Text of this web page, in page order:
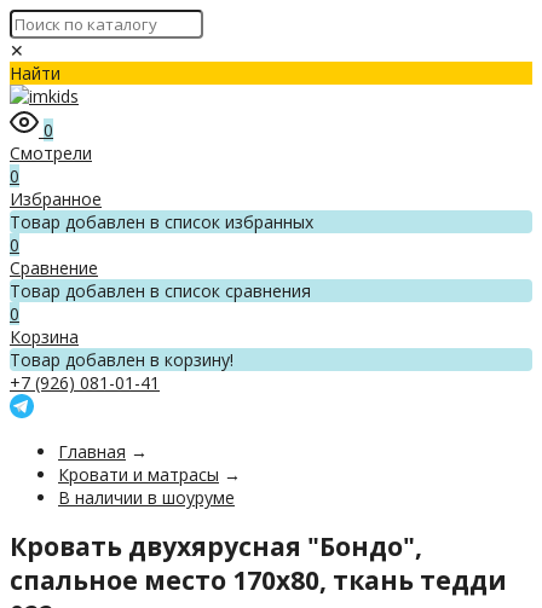
✕
Найти
0
Смотрели
0
Избранное
Товар добавлен в список избранных
0
Сравнение
Товар добавлен в список сравнения
0
Корзина
Товар добавлен в корзину!
+7 (926) 081-01-41
Главная →
Кровати и матрасы →
В наличии в шоуруме
Кровать двухярусная "Бондо",
спальное место 170х80, ткань тедди